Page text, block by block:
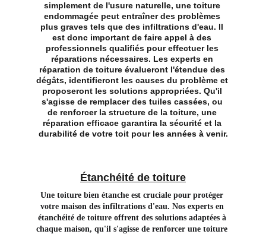
simplement de l'usure naturelle, une toiture
endommagée peut entraîner des problèmes
plus graves tels que des infiltrations d'eau. Il
est donc important de faire appel à des
professionnels qualifiés pour effectuer les
réparations nécessaires. Les experts en
réparation de toiture évalueront l'étendue des
dégâts, identifieront les causes du problème et
proposeront les solutions appropriées. Qu'il
s'agisse de remplacer des tuiles cassées, ou
de renforcer la structure de la toiture, une
réparation efficace garantira la sécurité et la
durabilité de votre toit pour les années à venir.
Étanchéité de toiture
Une toiture bien étanche est cruciale pour protéger
votre maison des infiltrations d'eau. Nos experts en
étanchéité de toiture offrent des solutions adaptées à
chaque maison, qu'il s'agisse de renforcer une toiture